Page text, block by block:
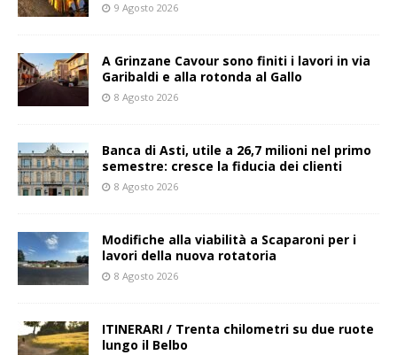
9 Agosto 2026
A Grinzane Cavour sono finiti i lavori in via
Garibaldi e alla rotonda al Gallo
8 Agosto 2026
Banca di Asti, utile a 26,7 milioni nel primo
semestre: cresce la fiducia dei clienti
8 Agosto 2026
Modifiche alla viabilità a Scaparoni per i
lavori della nuova rotatoria
8 Agosto 2026
ITINERARI / Trenta chilometri su due ruote
lungo il Belbo